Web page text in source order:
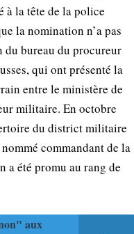
à la tête de la police
la nomination n’a pas
du bureau du procureur
qui ont présenté la
entre le ministère de
militaire. En octobre
du district militaire
commandant de la
a été promu au rang de
aux